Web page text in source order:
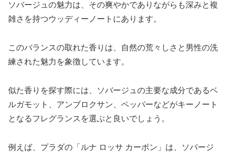
ソバージュの魅力は、その爽やかでありながらも深みと複
雑さを持つウッディーノートにあります。
このバランスの取れた香りは、自然の荒々しさと男性の洗
練された魅力を象徴しています。
似た香りを探す際には、ソバージュの主要な成分であるベ
ルガモット、アンブロクサン、ペッパーなどがキーノート
となるフレグランスを選ぶと良いでしょう。
例えば、プラダの「ルナ ロッサ カーボン」は、ソバージ